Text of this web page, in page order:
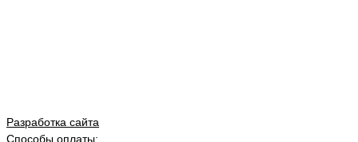
Разработка сайта
Способы оплаты: